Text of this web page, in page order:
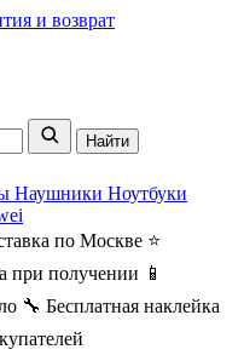
и возврат
Найти
Наушники Ноутбуки
по Москве ⭐
при получении 📱
🔧 Бесплатная наклейка